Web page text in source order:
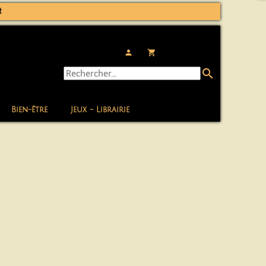
Bien-être Jeux - Librairie
person local_grocery_store
search